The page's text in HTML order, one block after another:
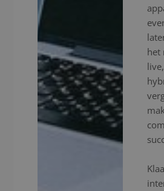
het